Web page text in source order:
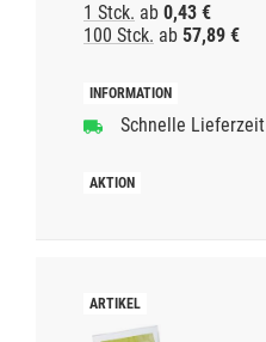
1 Stck. ab 0,43 €
100 Stck. ab 57,89 €
Schnelle Lieferzeit